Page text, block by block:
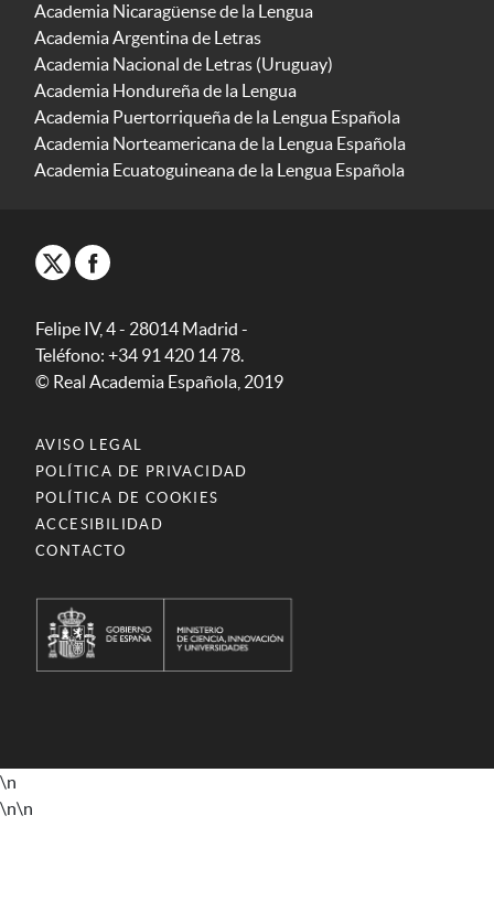
Academia Nicaragüense de la Lengua
Academia Argentina de Letras
Academia Nacional de Letras (Uruguay)
Academia Hondureña de la Lengua
Academia Puertorriqueña de la Lengua Española
Academia Norteamericana de la Lengua Española
Academia Ecuatoguineana de la Lengua Española
Felipe IV, 4 - 28014 Madrid -
Teléfono: +34 91 420 14 78.
© Real Academia Española, 2019
AVISO LEGAL
POLÍTICA DE PRIVACIDAD
POLÍTICA DE COOKIES
ACCESIBILIDAD
CONTACTO
\n
\n\n